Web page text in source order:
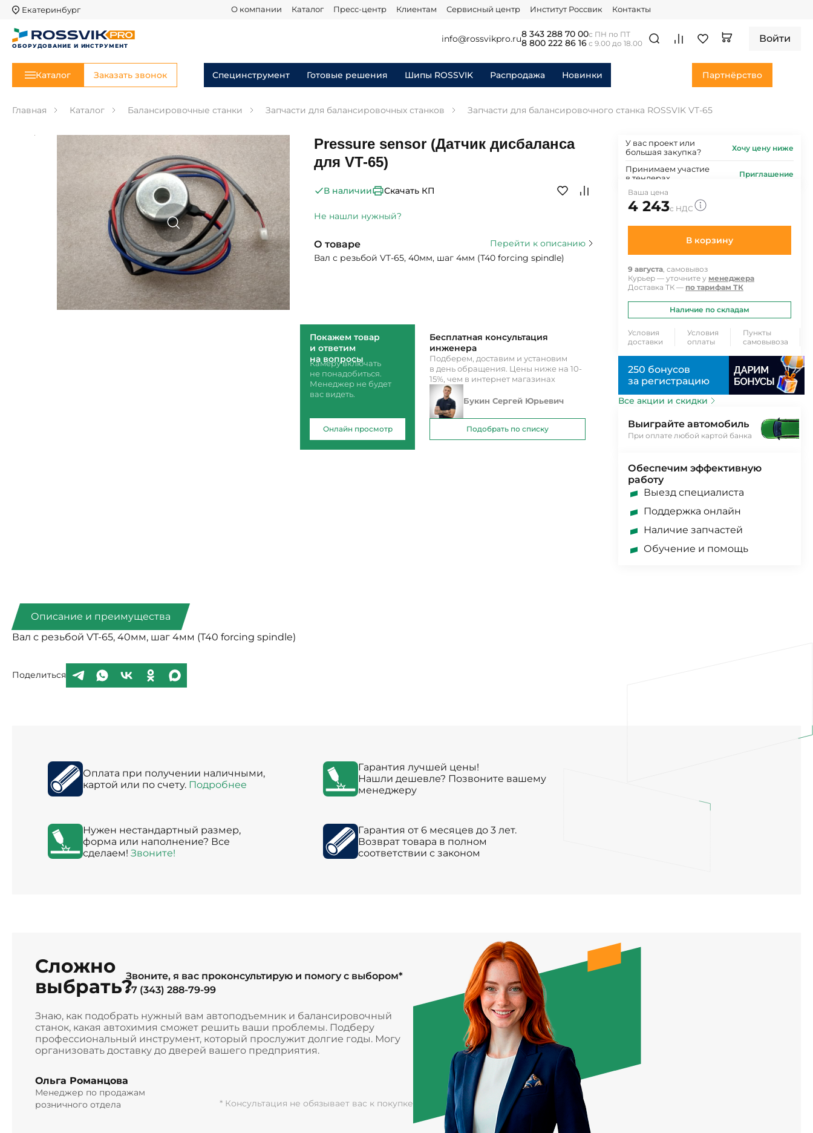
Екатеринбург О компании Каталог Пресс-центр Клиентам Сервисный центр Институт Россвик Контакты
ОБОРУДОВАНИЕ И ИНСТРУМЕНТ
info@rossvikpro.ru8 343 288 70 00
8 800 222 86 16
с ПН по ПТ
с 9.00 до 18.00
Войти
Каталог Заказать звонок Специнструмент Готовые решения Шипы ROSSVIK Распродажа Новинки Партнёрство
Главная Каталог Балансировочные станки Запчасти для балансировочных станков Запчасти для балансировочного станка ROSSVIK VT-65
Pressure sensor (Датчик дисбаланса
для VT-65)
В наличии Скачать КП
Не нашли нужный?
О товаре
Перейти к описанию
Вал с резьбой VT-65, 40мм, шаг 4мм (T40 forcing spindle)
Покажем товар
и ответим
на вопросы
Камеру включать
не понадобиться.
Менеджер не будет
вас видеть.
Онлайн просмотр
Бесплатная консультация
инженера
Подберем, доставим и установим
в день обращения. Цены ниже на 10-
15%, чем в интернет магазинах
Букин Сергей Юрьевич
Подобрать по списку
У вас проект или
большая закупка?
Хочу цену ниже
Принимаем участие
в тендерах
Приглашение
Ваша цена
4 243с НДС
В корзину
9 августа, самовывоз
Курьер — уточните у менеджера
Доставка ТК — по тарифам ТК
Наличие по складам
Условия
доставки
Условия
оплаты
Пункты
самовывоза
250 бонусов
за регистрацию
Все акции и скидки
Выиграйте автомобиль
При оплате любой картой банка
Обеспечим эффективную
работу
Выезд специалиста
Поддержка онлайн
Наличие запчастей
Обучение и помощь
Описание и преимущества
Вал с резьбой VT-65, 40мм, шаг 4мм (T40 forcing spindle)
Поделиться
Оплата при получении наличными,
картой или по счету. Подробнее
Гарантия лучшей цены!
Нашли дешевле? Позвоните вашему
менеджеру
Нужен нестандартный размер,
форма или наполнение? Все
сделаем! Звоните!
Гарантия от 6 месяцев до 3 лет.
Возврат товара в полном
соответствии с законом
Сложно
выбрать?Звоните, я вас проконсультирую и помогу с выбором*
+7 (343) 288-79-99
Знаю, как подобрать нужный вам автоподъемник и балансировочный
станок, какая автохимия сможет решить ваши проблемы. Подберу
профессиональный инструмент, который прослужит долгие годы. Могу
организовать доставку до дверей вашего предприятия.
Ольга Романцова
Менеджер по продажам
розничного отдела
* Консультация не обязывает вас к покупке